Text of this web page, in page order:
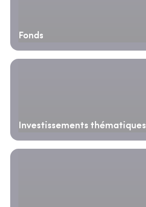
Fonds
Investissements thématiques